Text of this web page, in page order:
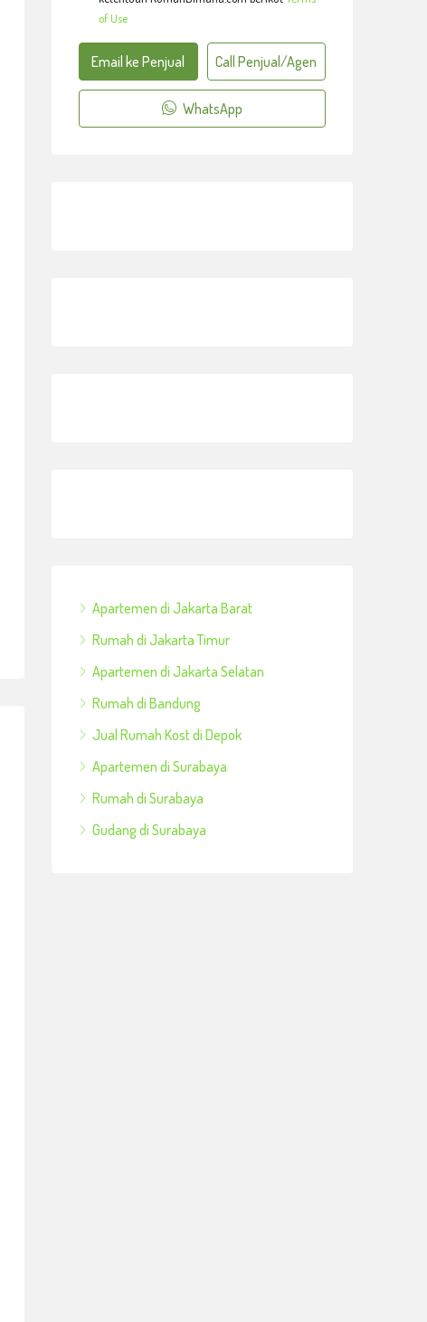
of Use
Email ke Penjual Call Penjual/Agen
WhatsApp
Apartemen di Jakarta Barat
Rumah di Jakarta Timur
Apartemen di Jakarta Selatan
Rumah di Bandung
Jual Rumah Kost di Depok
Apartemen di Surabaya
Rumah di Surabaya
Gudang di Surabaya